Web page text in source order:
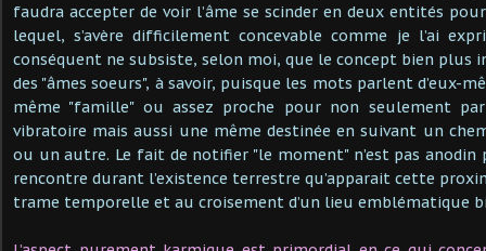
faudra accepter de voir l’âme se scinder en deux entités
lequel, s’avère difficilement concevable comme je l’ai
conséquent ne subsiste, selon moi, que le concept bien plus
des "âmes soeurs", à savoir, puisque les mots parlent d’eux-
même "famille" ou assez proche pour non seulement
vibratoire mais aussi une même destinée en suivant un
ou un autre. Le fait de notifier "le moment" n’est pas anodin
rencontre durant l’existence terrestre qu’apparait cette
trame temporelle et au croisement d’un lieu emblématique